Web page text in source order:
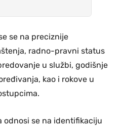
se na preciznije
radno-pravni status
u službi, godišnje
kao i rokove u
odnosi se na identifikaciju